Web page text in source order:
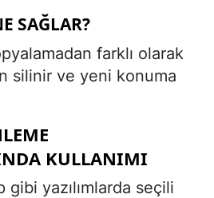
SAĞLAR?
farklı olarak
silinir ve yeni konuma
KULLANIMI
yazılımlarda seçili